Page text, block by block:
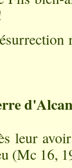
leur
(Mc 16,